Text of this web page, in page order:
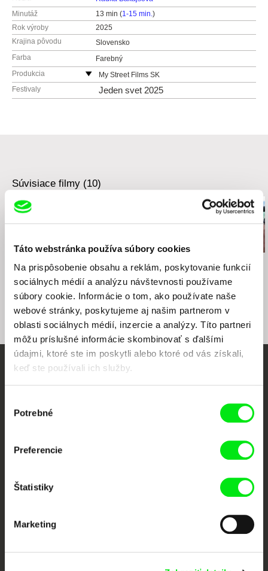
Táto webstránka používa súbory cookies
Na prispôsobenie obsahu a reklám, poskytovanie funkcií
sociálnych médií a analýzu návštevnosti používame
súbory cookie. Informácie o tom, ako používate naše
webové stránky, poskytujeme aj našim partnerom v
oblasti sociálnych médií, inzercie a analýzy. Títo partneri
môžu príslušné informácie skombinovať s ďalšími
údajmi, ktoré ste im poskytli alebo ktoré od vás získali,
keď ste používali ich služby.
súhlasu
Potrebné
Preferencie
Štatistiky
Marketing
Minutáž
13 min (1-15 min.)
Rok výroby
2025
Krajina pôvodu
Slovensko
Farba
Farebný
Produkcia
My Street Films SK
projekt organizuje Národné osvetové centrum
Festivaly Jeden svet 2025
Súvisiace filmy (10)
Chceme vám niečo
zakričať
Ceasefire Fonja
Vaše online kino
Portál DAFilms vznikol vďaka tvorivej spolupráci siedmich významných
európskych festivalov dokumentárneho filmu združených pod Doc Alliance.